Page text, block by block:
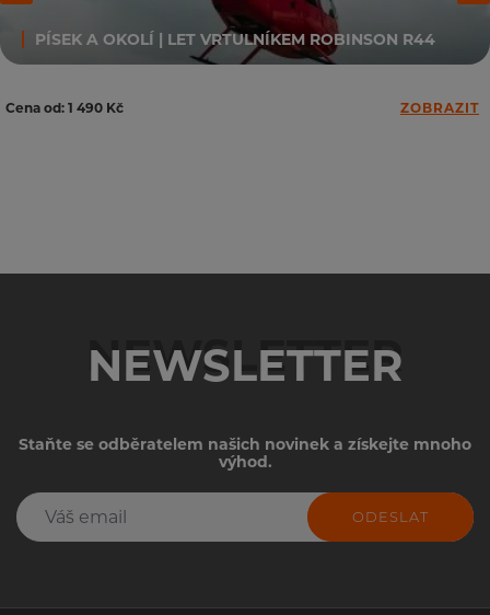
PÍSEK A OKOLÍ | LET VRTULNÍKEM ROBINSON R44
Cena od: 1 490 Kč ZOBRAZIT
NEWSLETTER
Staňte se odběratelem našich novinek a získejte mnoho
výhod.
ODESLAT